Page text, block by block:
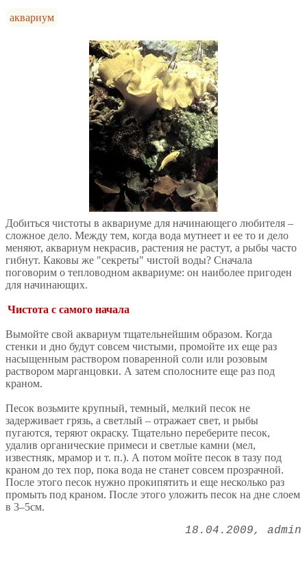
аквариум
Добиться чистоты в аквариуме для начинающего любителя –
сложное дело. Между тем, когда вода мутнеет и ее то и дело
меняют, аквариум некрасив, растения не растут, а рыбы часто
гибнут. Каковы же "секреты" чистой воды? Сначала
поговорим о тепловодном аквариуме: он наиболее пригоден
для начинающих.
Чистота с самого начала
Вымойте свой аквариум тщательнейшим образом. Когда
стенки и дно будут совсем чистыми, промойте их еще раз
насыщенным раствором поваренной соли или розовым
раствором марганцовки. А затем сполосните еще раз под
краном.
Песок возьмите крупный, темный, мелкий песок не
задерживает грязь, а светлый – отражает свет, и рыбы
пугаются, теряют окраску. Тщательно переберите песок,
удалив органические примеси и светлые камни (мел,
известняк, мрамор и т. п.). А потом мойте песок в тазу под
краном до тех пор, пока вода не станет совсем прозрачной.
После этого песок нужно прокипятить и еще несколько раз
промыть под краном. После этого уложить песок на дне слоем
в 3–5см.
18.04.2009 admin